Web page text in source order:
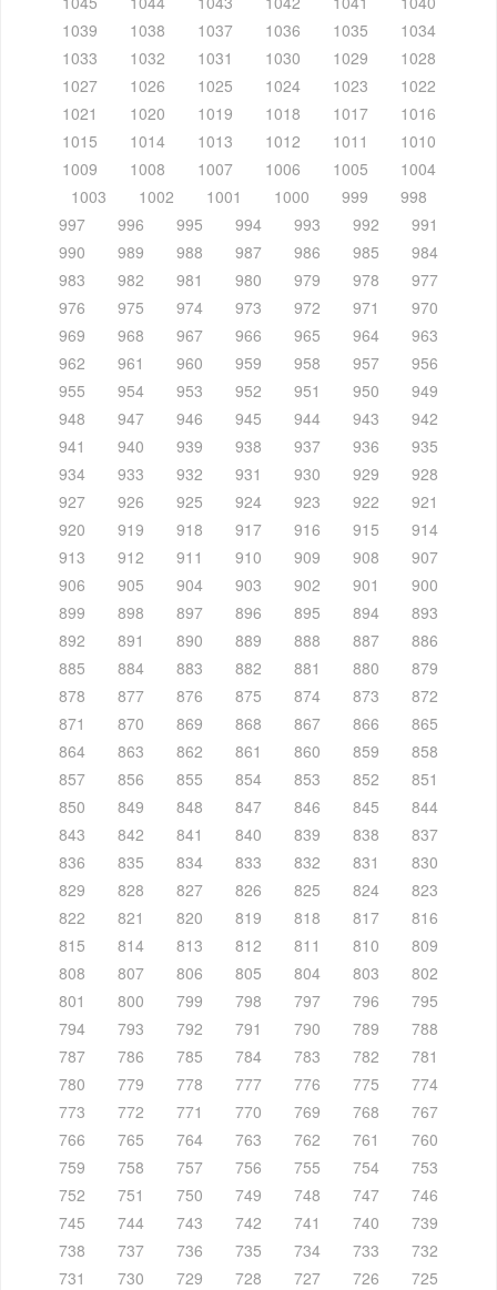
1039
1038 1037 1036 1035
1034
1033
1032 1031 1030 1029
1028
1027
1026 1025 1024 1023
1022
1021
1020 1019 1018 1017
1016
1015
1014 1013 1012 1011
1010
1009
1008 1007 1006 1005
1004
1003
1002 1001 1000 999
998
997
996 995 994 993 992
991
990
989 988 987 986 985
984
983
982 981 980 979 978
977
976
975 974 973 972 971
970
969
968 967 966 965 964
963
962
961 960 959 958 957
956
955
954 953 952 951 950
949
948
947 946 945 944 943
942
941
940 939 938 937 936
935
934
933 932 931 930 929
928
927
926 925 924 923 922
921
920
919 918 917 916 915
914
913
912 911 910 909 908
907
906
905 904 903 902 901
900
899
898 897 896 895 894
893
892
891 890 889 888 887
886
885
884 883 882 881 880
879
878
877 876 875 874 873
872
871
870 869 868 867 866
865
864
863 862 861 860 859
858
857
856 855 854 853 852
851
850
849 848 847 846 845
844
843
842 841 840 839 838
837
836
835 834 833 832 831
830
829
828 827 826 825 824
823
822
821 820 819 818 817
816
815
814 813 812 811 810
809
808
807 806 805 804 803
802
801
800 799 798 797 796
795
794
793 792 791 790 789
788
787
786 785 784 783 782
781
780
779 778 777 776 775
774
773
772 771 770 769 768
767
766
765 764 763 762 761
760
759
758 757 756 755 754
753
752
751 750 749 748 747
746
745
744 743 742 741 740
739
738
737 736 735 734 733
732
731
730 729 728 727 726 725